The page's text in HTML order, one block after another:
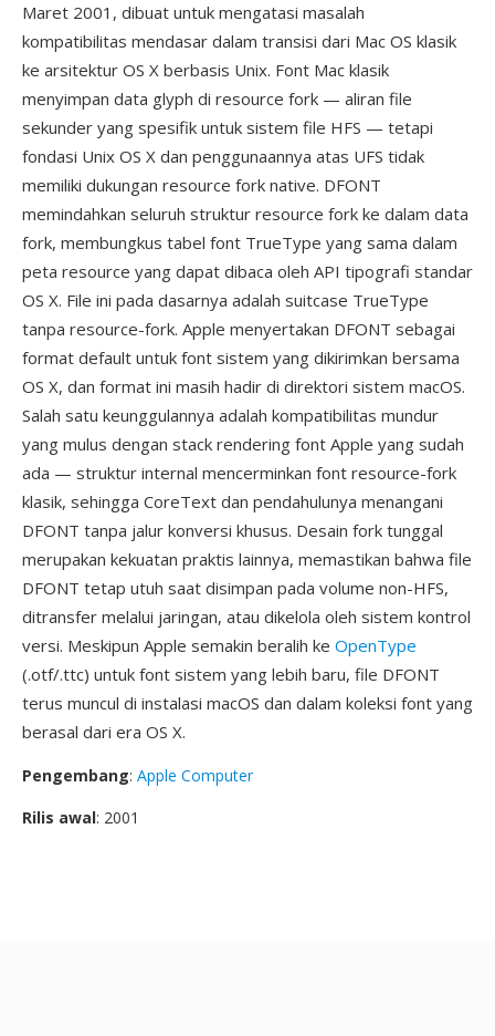
Maret 2001, dibuat untuk mengatasi masalah
kompatibilitas mendasar dalam transisi dari Mac OS klasik
ke arsitektur OS X berbasis Unix. Font Mac klasik
menyimpan data glyph di resource fork — aliran file
sekunder yang spesifik untuk sistem file HFS — tetapi
fondasi Unix OS X dan penggunaannya atas UFS tidak
memiliki dukungan resource fork native. DFONT
memindahkan seluruh struktur resource fork ke dalam data
fork, membungkus tabel font TrueType yang sama dalam
peta resource yang dapat dibaca oleh API tipografi standar
OS X. File ini pada dasarnya adalah suitcase TrueType
tanpa resource-fork. Apple menyertakan DFONT sebagai
format default untuk font sistem yang dikirimkan bersama
OS X, dan format ini masih hadir di direktori sistem macOS.
Salah satu keunggulannya adalah kompatibilitas mundur
yang mulus dengan stack rendering font Apple yang sudah
ada — struktur internal mencerminkan font resource-fork
klasik, sehingga CoreText dan pendahulunya menangani
DFONT tanpa jalur konversi khusus. Desain fork tunggal
merupakan kekuatan praktis lainnya, memastikan bahwa file
DFONT tetap utuh saat disimpan pada volume non-HFS,
ditransfer melalui jaringan, atau dikelola oleh sistem kontrol
versi. Meskipun Apple semakin beralih ke OpenType
(.otf/.ttc) untuk font sistem yang lebih baru, file DFONT
terus muncul di instalasi macOS dan dalam koleksi font yang
berasal dari era OS X.
Pengembang: Apple Computer
Rilis awal: 2001